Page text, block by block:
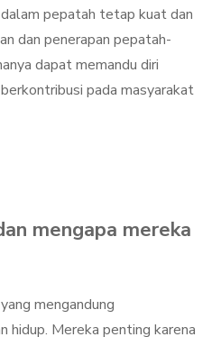
pepatah tetap kuat dan
dan penerapan pepatah-
dapat memandu diri
pada masyarakat
mengapa mereka
mengandung
hidup. Mereka penting karena